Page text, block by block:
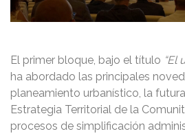
El primer bloque, bajo el título “El
ha abordado las principales
planeamiento urbanístico, la
Estrategia Territorial de la
procesos de simplificación